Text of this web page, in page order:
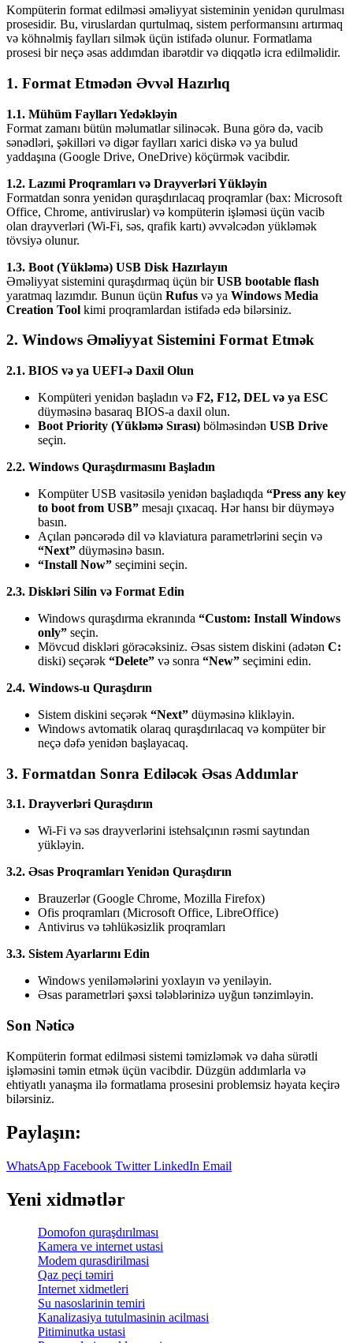
Kompüterin format edilməsi əməliyyat sisteminin yenidən qurulması
prosesidir. Bu, viruslardan qurtulmaq, sistem performansını artırmaq
və köhnəlmiş faylları silmək üçün istifadə olunur. Formatlama
prosesi bir neçə əsas addımdan ibarətdir və diqqətlə icra edilməlidir.
1. Format Etmədən Əvvəl Hazırlıq
1.1. Mühüm Faylları Yedəkləyin
Format zamanı bütün məlumatlar silinəcək. Buna görə də, vacib
sənədləri, şəkilləri və digər faylları xarici diskə və ya bulud
yaddaşına (Google Drive, OneDrive) köçürmək vacibdir.
1.2. Lazımi Proqramları və Drayverləri Yükləyin
Formatdan sonra yenidən quraşdırılacaq proqramlar (bax: Microsoft
Office, Chrome, antiviruslar) və kompüterin işləməsi üçün vacib
olan drayverləri (Wi-Fi, səs, qrafik kartı) əvvəlcədən yükləmək
tövsiyə olunur.
1.3. Boot (Yükləmə) USB Disk Hazırlayın
Əməliyyat sistemini quraşdırmaq üçün birUSB bootable flash
yaratmaq lazımdır. Bunun üçün Rufus və ya Windows Media
Creation Tool kimi proqramlardan istifadə edə bilərsiniz.
2. Windows Əməliyyat Sistemini Format Etmək
2.1. BIOS və ya UEFI-ə Daxil Olun
Kompüteri yenidən başladın və F2, F12, DEL və ya ESC
düyməsinə basaraq BIOS-a daxil olun.
Boot Priority (Yükləmə Sırası) bölməsindən USB Drive
seçin.
2.2. Windows Quraşdırmasını Başladın
Kompüter USB vasitəsilə yenidən başladıqda “Press any key
to boot from USB” mesajı çıxacaq. Hər hansı bir düyməyə
basın.
Açılan pəncərədə dil və klaviatura parametrlərini seçin və
“Next” düyməsinə basın.
“Install Now” seçimini seçin.
2.3. Diskləri Silin və Format Edin
Windows quraşdırma ekranında “Custom: Install Windows
only” seçin.
Mövcud diskləri görəcəksiniz. Əsas sistem diskini (adətən C:
diski) seçərək “Delete” və sonra “New” seçimini edin.
2.4. Windows-u Quraşdırın
Sistem diskini seçərək “Next” düyməsinə klikləyin.
Windows avtomatik olaraq quraşdırılacaq və kompüter bir
neçə dəfə yenidən başlayacaq.
3. Formatdan Sonra Ediləcək Əsas Addımlar
3.1. Drayverləri Quraşdırın
Wi-Fi və səs drayverlərini istehsalçının rəsmi saytından
yükləyin.
3.2. Əsas Proqramları Yenidən Quraşdırın
Brauzerlər (Google Chrome, Mozilla Firefox)
Ofis proqramları (Microsoft Office, LibreOffice)
Antivirus və təhlükəsizlik proqramları
3.3. Sistem Ayarlarını Edin
Windows yeniləmələrini yoxlayın və yeniləyin.
Əsas parametrləri şəxsi tələblərinizə uyğun tənzimləyin.
Son Nəticə
Kompüterin format edilməsi sistemi təmizləmək və daha sürətli
işləməsini təmin etmək üçün vacibdir. Düzgün addımlarla və
ehtiyatlı yanaşma ilə formatlama prosesini problemsiz həyata keçirə
bilərsiniz.
Paylaşın:
WhatsApp Facebook TwitterLinkedIn Email
Yeni xidmətlər
Domofon quraşdırılması
Kamera ve internet ustasi
Modem qurasdirilmasi
Qaz peçi təmiri
Internet xidmetleri
Su nasoslarinin temiri
Kanalizasiya tutulmasinin acilmasi
Pitiminutka ustasi